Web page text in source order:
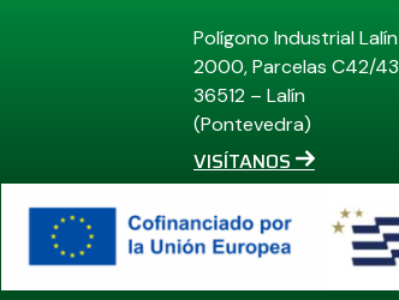
Polígono Industrial Lalín
2000, Parcelas C42/43
36512 – Lalín
(Pontevedra)
VISÍTANOS